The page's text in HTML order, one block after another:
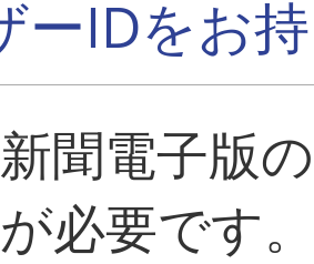
ーIDをお
聞電子版
必要です